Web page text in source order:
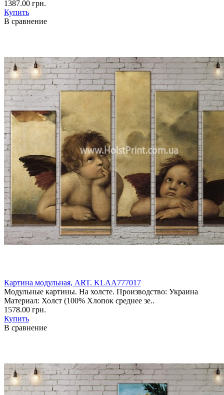
1387.00 грн.
Купить
В сравнение
Картина модульная, ART. KLAA777017
Модульные картины. На холсте. Производство: Украина
Материал: Холст (100% Хлопок среднее зе..
1578.00 грн.
Купить
В сравнение